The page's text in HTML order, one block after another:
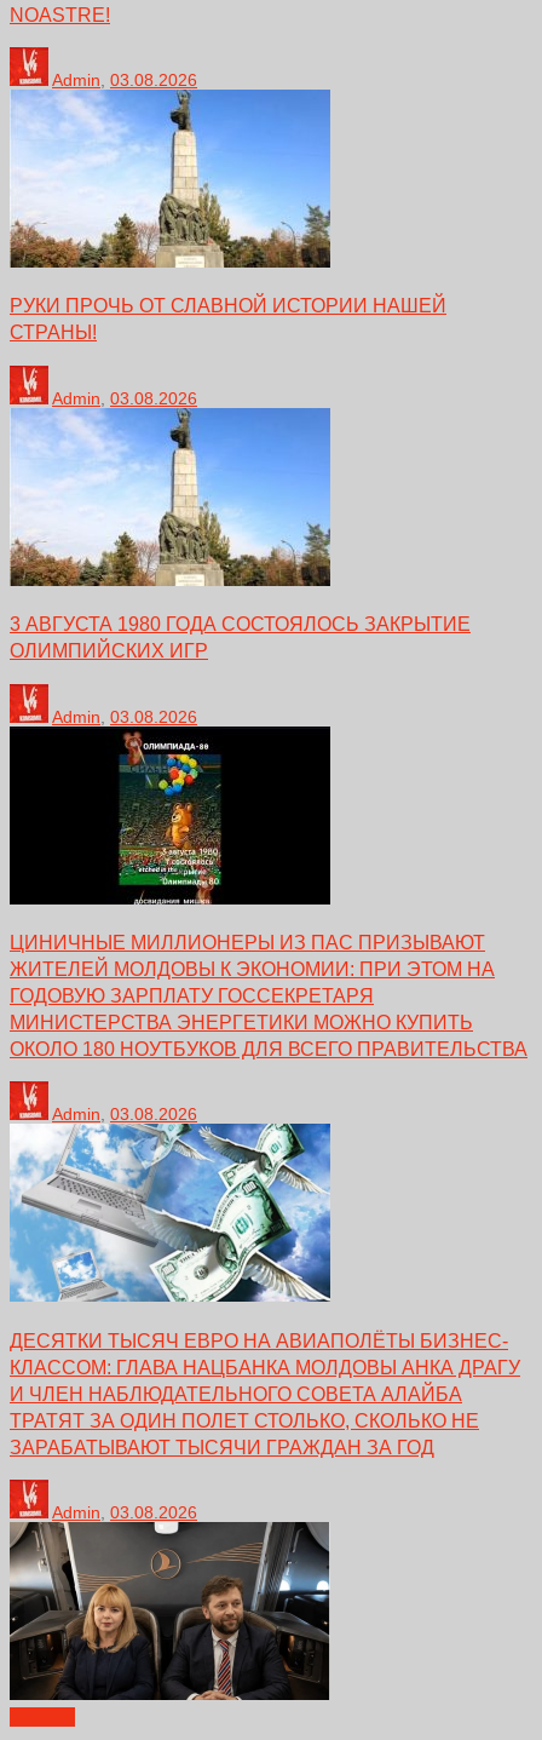
NOASTRE!
Admin 03.08.2026
РУКИ ПРОЧЬ ОТ СЛАВНОЙ ИСТОРИИ НАШЕЙ
СТРАНЫ!
Admin 03.08.2026
3 АВГУСТА 1980 ГОДА СОСТОЯЛОСЬ ЗАКРЫТИЕ
ОЛИМПИЙСКИХ ИГР
Admin 03.08.2026
ЦИНИЧНЫЕ МИЛЛИОНЕРЫ ИЗ ПАС ПРИЗЫВАЮТ
ЖИТЕЛЕЙ МОЛДОВЫ К ЭКОНОМИИ: ПРИ ЭТОМ НА
ГОДОВУЮ ЗАРПЛАТУ ГОССЕКРЕТАРЯ
МИНИСТЕРСТВА ЭНЕРГЕТИКИ МОЖНО КУПИТЬ
ОКОЛО 180 НОУТБУКОВ ДЛЯ ВСЕГО ПРАВИТЕЛЬСТВА
Admin, 03.08.2026
ДЕСЯТКИ ТЫСЯЧ ЕВРО НА АВИАПОЛЁТЫ БИЗНЕС-
КЛАССОМ: ГЛАВА НАЦБАНКА МОЛДОВЫ АНКА ДРАГУ
И ЧЛЕН НАБЛЮДАТЕЛЬНОГО СОВЕТА АЛАЙБА
ТРАТЯТ ЗА ОДИН ПОЛЕТ СТОЛЬКО, СКОЛЬКО НЕ
ЗАРАБАТЫВАЮТ ТЫСЯЧИ ГРАЖДАН ЗА ГОД
Admin 03.08.2026